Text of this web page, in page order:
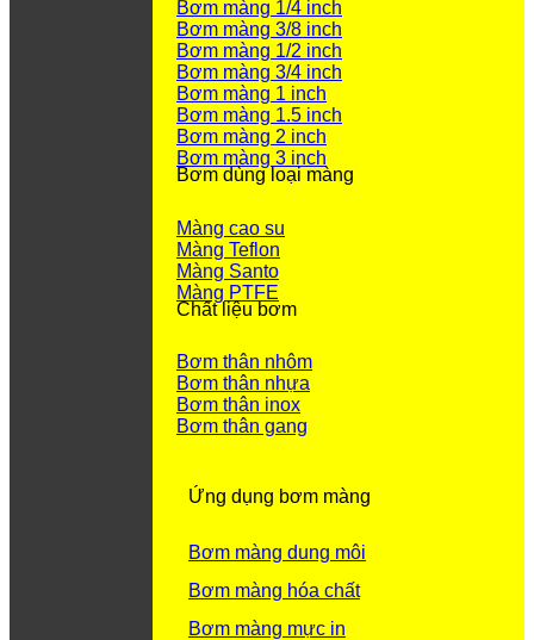
Bơm màng 1/4 inch
Bơm màng 3/8 inch
Bơm màng 1/2 inch
Bơm màng 3/4 inch
Bơm màng 1 inch
Bơm màng 1.5 inch
Bơm màng 2 inch
Bơm màng 3 inch
Bơm dùng loại màng
Màng cao su
Màng Teflon
Màng Santo
Màng PTFE
Chất liệu bơm
Bơm thân nhôm
Bơm thân nhựa
Bơm thân inox
Bơm thân gang
Ứng dụng bơm màng
Bơm màng dung môi
Bơm màng hóa chất
Bơm màng mực in